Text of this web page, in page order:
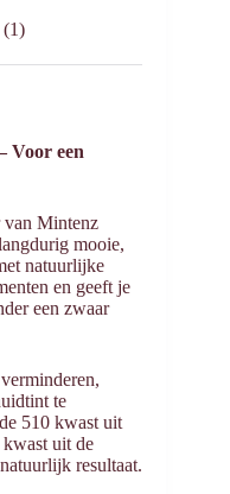
(1)
Voor een
van Mintenz
mooie,
natuurlijke
en geeft je
een zwaar
te
510 kwast uit
uit de
resultaat.